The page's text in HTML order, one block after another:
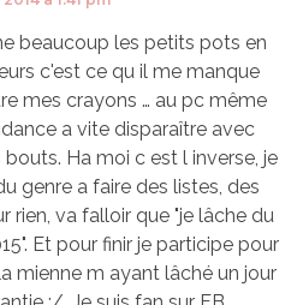
beaucoup les petits pots en
c'est ce qu il me manque
mes crayons … au pc même
a vite disparaître avec
Ha moi c est l inverse, je
genre a faire des listes, des
rien, va falloir que "je lâche du
Et pour finir je participe pour
mienne m ayant lâché un jour